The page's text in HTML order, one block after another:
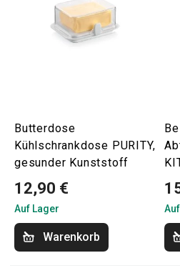
Butterdose
Kühlschrankdose PURITY,
gesunder Kunststoff
12,90 €
Auf Lager
Warenkorb